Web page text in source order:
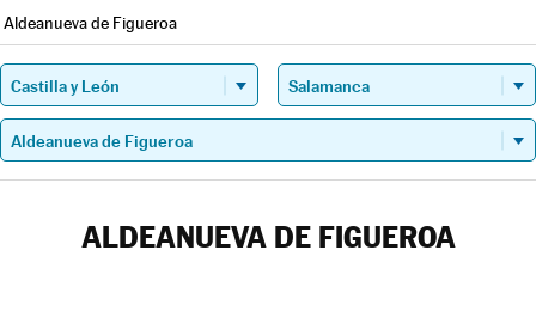
Aldeanueva de Figueroa
ALDEANUEVA DE FIGUEROA